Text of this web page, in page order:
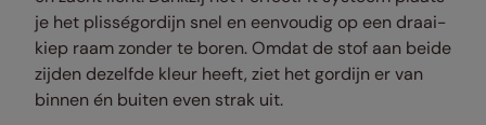
je het plisségordijn snel en eenvoudig op een draai-
kiep raam zonder te boren. Omdat de stof aan beide
zijden dezelfde kleur heeft, ziet het gordijn er van
binnen én buiten even strak uit.